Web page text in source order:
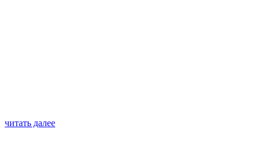
читать далее